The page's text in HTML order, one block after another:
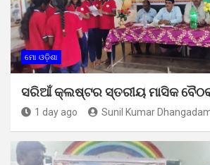
ମୋ ଓଡ଼ିଶା
ସରିଆଁ କ୍ଲଷ୍ଟର ସ୍ତରୀୟ ମାସିକ
1 day ago Sunil Kumar